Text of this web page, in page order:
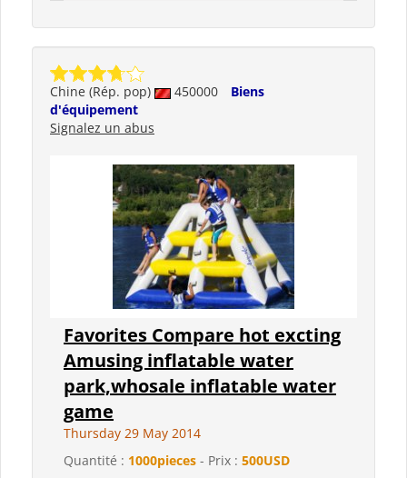
Chine (Rép. pop) 450000
Biens
d'équipement
Signalez un abus
Favorites Compare hot excting
Amusing inflatable water
park,whosale inflatable water
game
Thursday 29 May 2014
Quantité : 1000pieces - Prix : 500USD